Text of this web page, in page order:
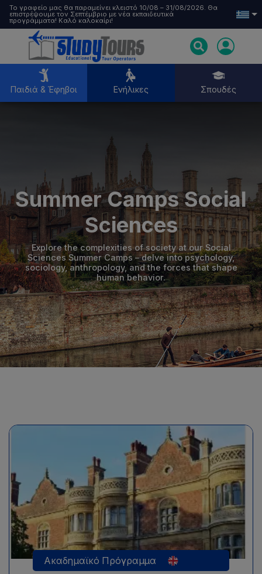
Το γραφείο μας θα παραμείνει κλειστό 10/08 – 31/08/2026. Θα
επιστρέψουμε τον Σεπτέμβριο με νέα εκπαιδευτικά
προγράμματα! Καλό καλοκαίρι!
Παιδιά & Έφηβοι Ενήλικες Σπουδές
Σπουδές
Summer Camps Social
Sciences
Explore the complexities of society at our Social
Sciences Summer Camps – delve into psychology,
sociology, anthropology, and the forces that shape
human behavior.
Ακαδημαϊκό Πρόγραμμα